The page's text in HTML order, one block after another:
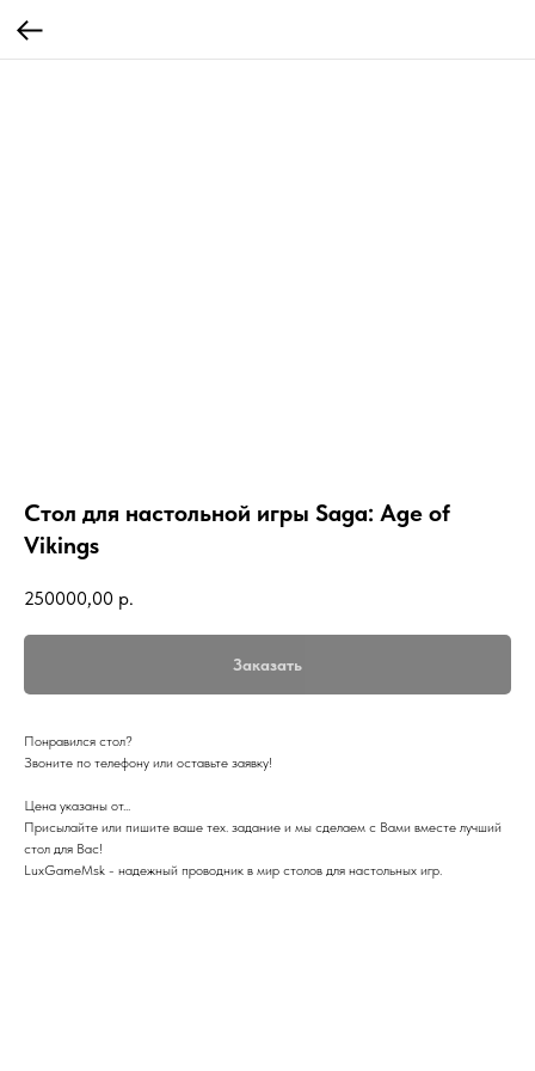
Стол для настольной игры Saga: Age of
Vikings
250000,00 р.
Заказать
Понравился стол?
Звоните по телефону или оставьте заявку!
Цена указаны от...
Присылайте или пишите ваше тех. задание и мы сделаем с Вами вместе лучший
стол для Вас!
LuхGаmеМsk - надежный проводник в мир столов для настольных игр.